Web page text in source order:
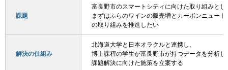
課題
富良野市のスマートシティに向けた取り組みとし
まずはふらのワインの販売増とカーボンニュート
の取り組みを推進したい
解決の仕組み
北海道大学と日本オラクルと連携し、
博士課程の学生が富良野市が持つデータを分析し
課題解決に向けた施策を立案する